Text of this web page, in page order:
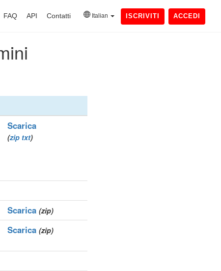
FAQ API Contatti Italian ISCRIVITI ACCEDI
Scarica
(zip txt)
Scarica (zip)
Scarica (zip)